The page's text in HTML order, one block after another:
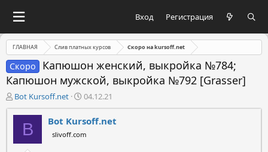
Вход Регистрация
ГЛАВНАЯ Слив платных курсов Скоро на kursoff.net
Скоро
Капюшон женский, выкройка №784;
Капюшон мужской, выкройка №792 [Grasser]
А
в
т
Bot Kursoff.net
Д
а
т
а
н
04.12.21
B Bot Kursoff.net
slivoff.com